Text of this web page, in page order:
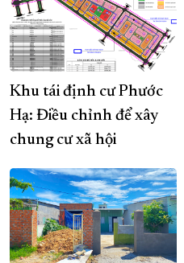
Khu tái định cư Phước
Hạ: Điều chỉnh để xây
chung cư xã hội